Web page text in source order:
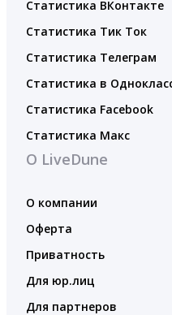
Статистика ВКонтакте
Статистика Тик Ток
Статистика Телеграм
Статистика в
Статистика Facebook
Статистика Макс
О LiveDune
О компании
Оферта
Приватность
Для юр.лиц
Для партнеров